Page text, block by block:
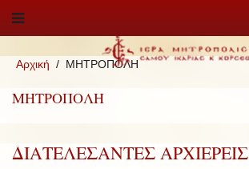
Αρχική ΜΗΤΡΟΠΟΛΗ
ΜΗΤΡΟΠΟΛΗ
ΔΙΑΤΕΛΕΣΑΝΤΕΣ ΑΡΧΙΕΡΕΙΣ